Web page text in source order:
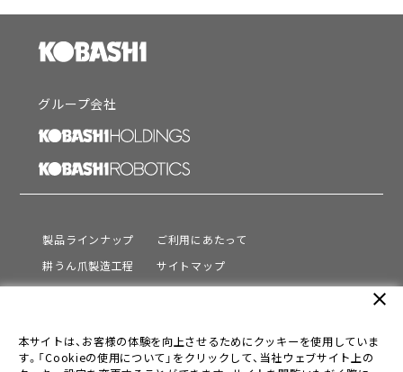
グループ会社
製品ラインナップ
耕うん爪製造工程
サポート
会社情報
ご利用にあたって
サイトマップ
プライバシーポリシー
本サイトは、お客様の体験を向上させるためにクッキーを使用していま
す。「Cookieの使用について」をクリックして、当社ウェブサイト上の
close